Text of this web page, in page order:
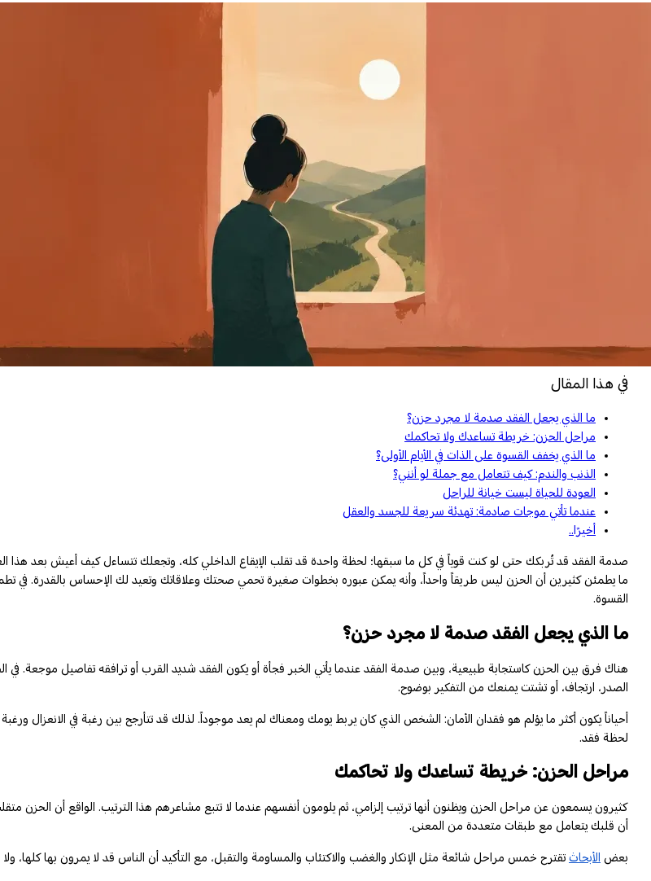
في هذا المقال
ما الذي يجعل الفقد صدمة لا مجرد حزن؟
مراحل الحزن: خريطة تساعدك ولا تحاكمك
ما الذي يخفف القسوة على الذات في الأيام الأولى؟
الذنب والندم: كيف تتعامل مع جملة لو أنني؟
العودة للحياة ليست خيانة للراحل
عندما تأتي موجات صادمة: تهدئة سريعة للجسد والعقل
أخيرًا..
صدمة الفقد قد تُربكك حتى لو كنت قوياً في كل ما سبقها؛ لحظة واحدة قد تقلب الإيقاع الداخلي كله، وتجعلك تتساءل كيف أعيش بعد هذا
ما يطمئن كثيرين أن الحزن ليس طريقاً واحداً، وأنه يمكن عبوره بخطوات صغيرة تحمي صحتك وعلاقاتك وتعيد لك الإحساس بالقدرة. في
القسوة.
ما الذي يجعل الفقد صدمة لا مجرد حزن؟
هناك فرق بين الحزن كاستجابة طبيعية، وبين صدمة الفقد عندما يأتي الخبر فجأة أو يكون الفقد شديد القرب أو ترافقه تفاصيل
الصدر، ارتجاف، أو تشتت يمنعك من التفكير بوضوح.
أحياناً يكون أكثر ما يؤلم هو فقدان الأمان: الشخص الذي كان يربط يومك ومعناك لم يعد موجوداً. لذلك قد تتأرجح بين رغبة في الانعزال
لحظة فقد.
مراحل الحزن: خريطة تساعدك ولا تحاكمك
كثيرون يسمعون عن مراحل الحزن ويظنون أنها ترتيب إلزامي، ثم يلومون أنفسهم عندما لا تتبع مشاعرهم هذا الترتيب. الواقع أن الحزن
أن قلبك يتعامل مع طبقات متعددة من المعنى.
بعض الأبحاث تقترح خمس مراحل شائعة مثل الإنكار والغضب والاكتئاب والمساومة والتقبل، مع التأكيد أن الناس قد لا يمرون بها كلها،